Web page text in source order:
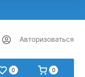
Авторизоваться
0 0